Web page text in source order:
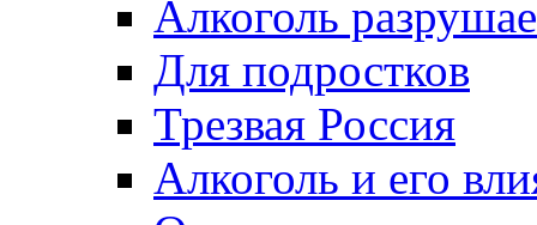
Алкоголь
Для подростков
Трезвая Россия
Алкоголь и его